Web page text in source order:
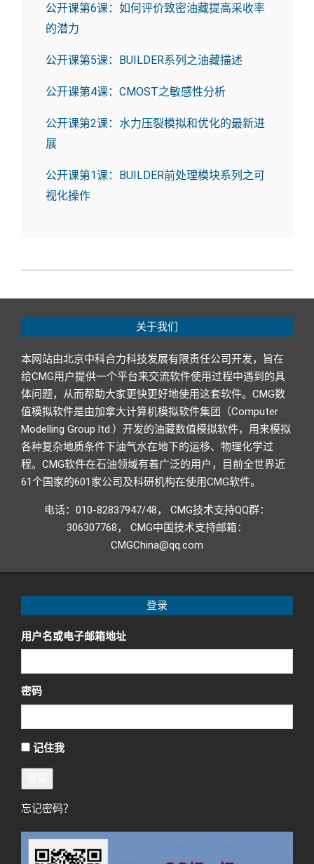
公开课第6课：如何评价致密油藏提高采收率
的潜力
公开课第5课：BUILDER系列之油藏描述
公开课第4课：CMOST之敏感性分析
公开课第2课：水力压裂模拟和优化的最新进
展
公开课第1课：BUILDER前处理模块系列之可
视化操作
09-
关于我们
本网站由北京中科合力科技发展有限责任公司开发，旨在
给CMG用户提供一个平台来交流软件使用过程中遇到的具
体问题，从而帮助大家更快更好地使用这套软件。CMG数
值模拟软件是由加拿大计算机模拟软件集团（Computer
Modelling Group ltd.）开发的油藏数值模拟软件，用来模拟
各种复杂地质条件下油气水在地下的运移、物理化学过
程。CMG软件在石油领域有着广泛的用户，目前全世界近
61个国家的601家公司及科研机构在使用CMG软件。
电话：010-82837947/48， CMG技术支持QQ群：
306307768， CMG中国技术支持邮箱：
CMGChina@qq.com
登录
用户名或电子邮箱地址
密码
记住我
忘记密码？